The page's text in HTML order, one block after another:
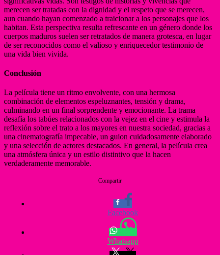
merecen ser tratadas con la dignidad y el respeto que se merecen,
aun cuando hayan comenzado a traicionar a los personajes que los
habitan. Esta perspectiva resulta refrescante en un género donde los
cuerpos maduros suelen ser retratados de manera grotesca, en lugar
de ser reconocidos como el valioso y enriquecedor testimonio de
una vida bien vivida.
Conclusión
La película tiene un ritmo envolvente, con una hermosa
combinación de elementos espeluznantes, tensión y drama,
culminando en un final sorprendente y emocionante. La trama
desafía los tabúes relacionados con la vejez en el cine y estimula la
reflexión sobre el trato a los mayores en nuestra sociedad, gracias a
una cinematografía impecable, un guion cuidadosamente elaborado
y una selección de actores destacados. En general, la película crea
una atmósfera única y un estilo distintivo que la hacen
verdaderamente memorable.
Compartir
Facebook
Whatsapp